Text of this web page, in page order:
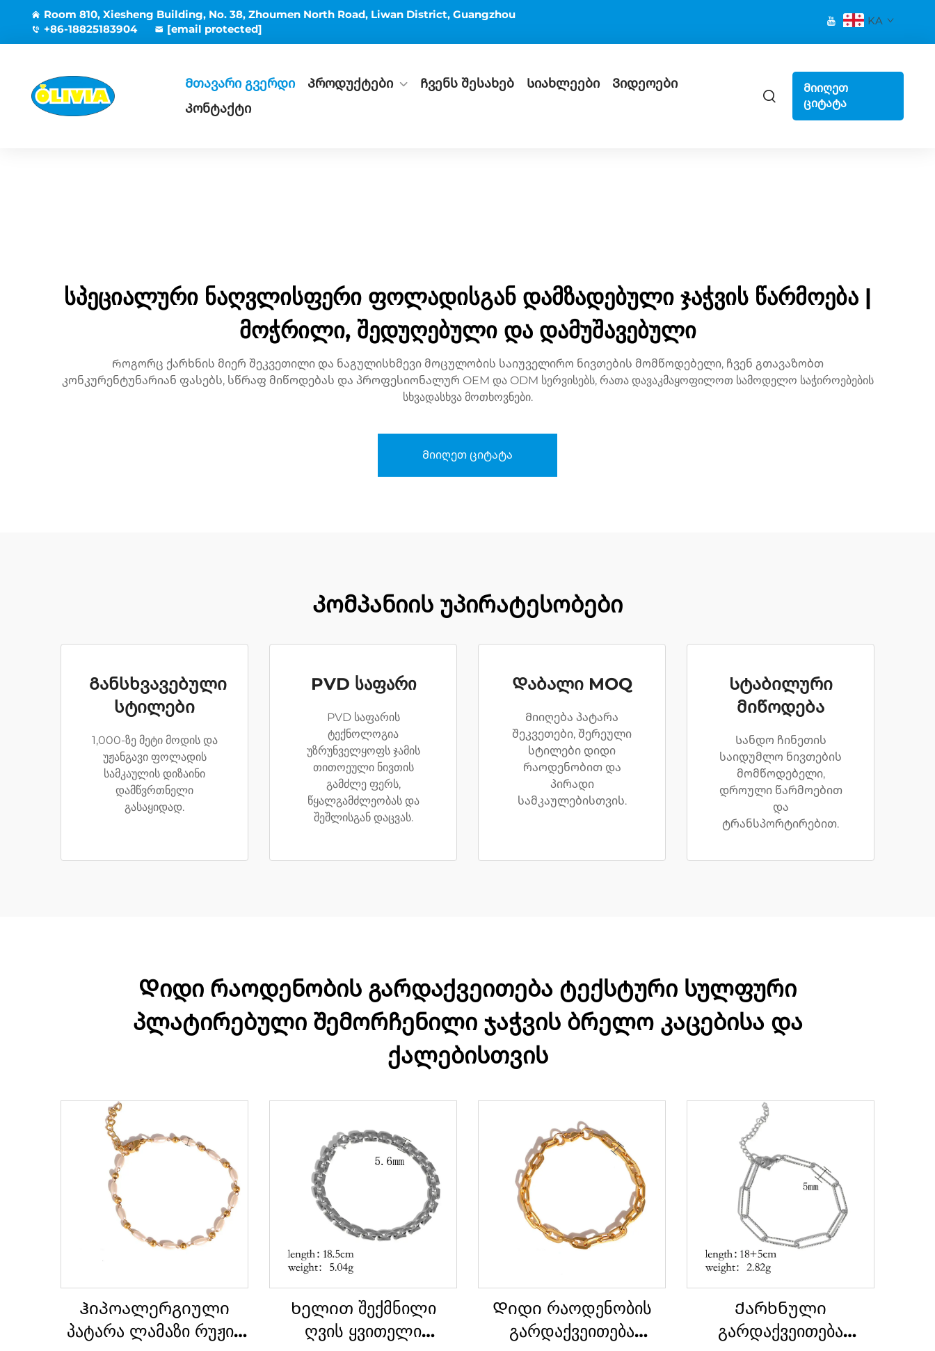
Room 810, Xiesheng Building, No. 38, Zhoumen North Road, Liwan District, Guangzhou
+86-18825183904
[email protected]
KA
Მთავარი გვერდი Პროდუქტები Ჩვენს შესახებ Სიახლეები
Ვიდეოები
Კონტაქტი
Მიიღეთ
ციტატა
სპეციალური ნაღვლისფერი ფოლადისგან დამზადებული ჯაჭვის წარმოება |
მოჭრილი, შედუღებული და დამუშავებული
Როგორც ქარხნის მიერ შეკვეთილი და ნაგულისხმევი მოცულობის საიუველირო ნივთების მომწოდებელი, ჩვენ გთავაზობთ
კონკურენტუნარიან ფასებს, სწრაფ მიწოდებას და პროფესიონალურ OEM და ODM სერვისებს, რათა დავაკმაყოფილოთ სამოდელო საჭიროებების
სხვადასხვა მოთხოვნები.
Მიიღეთ ციტატა
Კომპანიის უპირატესობები
Განსხვავებული
სტილები
1,000-ზე მეტი მოდის და
უჟანგავი ფოლადის
სამკაულის დიზაინი
დამწვრთნელი
გასაყიდად.
PVD საფარი
PVD საფარის
ტექნოლოგია
უზრუნველყოფს ჯამის
თითოეული ნივთის
გამძლე ფერს,
წყალგამძლეობას და
შეშლისგან დაცვას.
Დაბალი MOQ
Მიიღება პატარა
შეკვეთები, შერეული
სტილები დიდი
რაოდენობით და
პირადი
სამკაულებისთვის.
Სტაბილური
მიწოდება
Სანდო ჩინეთის
საიდუმლო ნივთების
მომწოდებელი,
დროული წარმოებით
და
ტრანსპორტირებით.
Დიდი რაოდენობის გარდაქვეითება ტექსტური სულფური
პლატირებული შემორჩენილი ჯაჭვის ბრელო კაცებისა და
ქალებისთვის
Ჰიპოალერგიული
პატარა ლამაზი რუჟის
Ხელით შექმნილი
ღვის ყვითელი
Დიდი რაოდენობის
გარდაქვეითება
Ქარხნული
გარდაქვეითება